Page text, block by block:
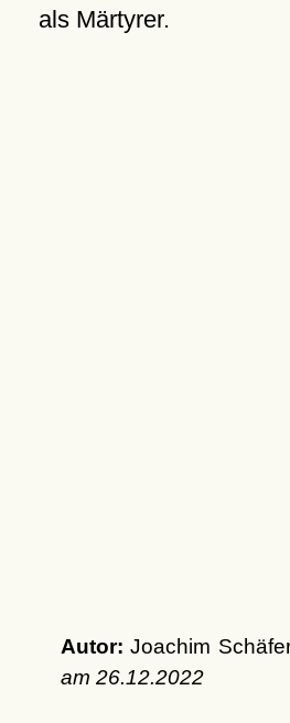
als Märtyrer.
Autor: Joachim
am 26.12.2022